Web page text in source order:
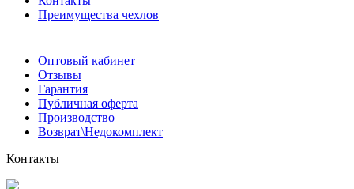
Преимущества чехлов
Оптовый кабинет
Отзывы
Гарантия
Публичная оферта
Производство
Возврат\Недокомплект
Контакты